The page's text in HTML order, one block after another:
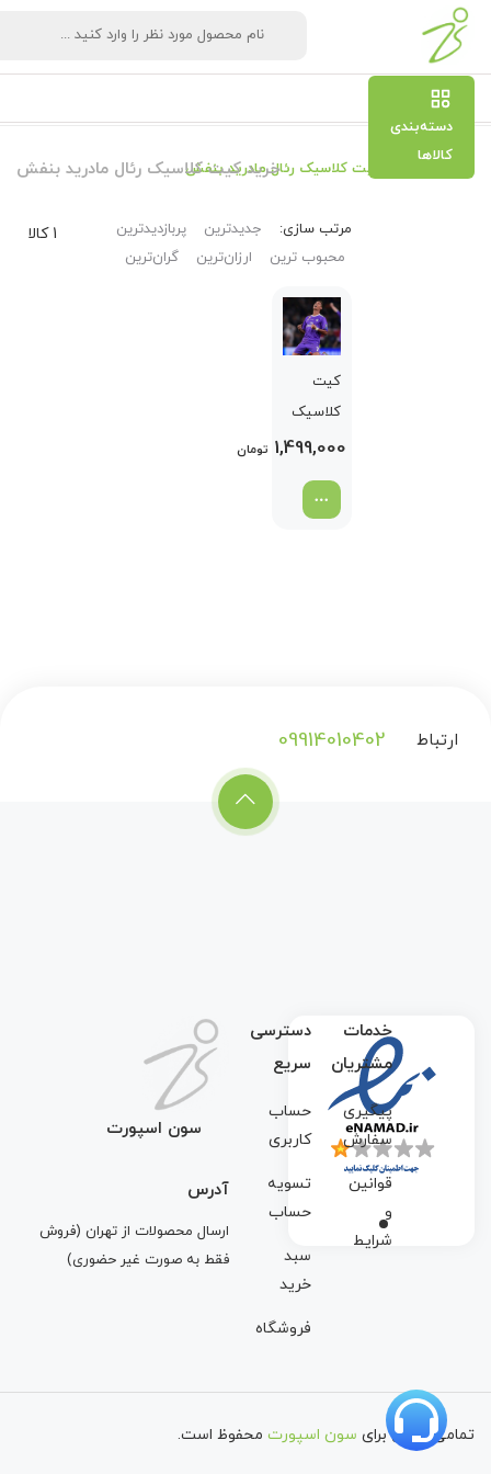
دسته‌بندی
کالاها
خرید کیت کلاسیک رئال مادرید بنفشخرید کیت کلاسیک رئال مادرید بنفش
1 کالا مرتب‌ سازی: جدیدترین
پربازدیدترین
محبوب ترین
ارزان‌ترین گران‌ترین
کیت
کلاسیک
رئال مادرید
2016
1,499,000 تومان
ارتباط 09914010402
خدمات
مشتریان
پیگیری
سفارش
قوانین
و
شرایط
دسترسی
سریع
حساب
کاربری
تسویه
حساب
سبد
خرید
فروشگاه
سون اسپورت
آدرس
ارسال محصولات از تهران (فروش
فقط به صورت غیر حضوری)
تمامی حقوق برای سون اسپورت محفوظ است.